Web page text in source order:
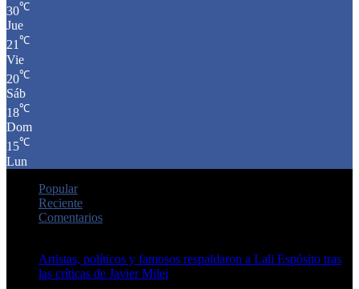
30℃
Jue
21℃
Vie
20℃
Sáb
18℃
Dom
15℃
Lun
Popular
Reciente
Comentarios
Artistas, políticos y famosos respaldaron a Lali Espósito tras
las críticas de Javier Milei